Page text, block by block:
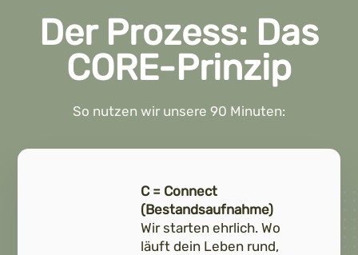
Der Prozess: Das
CORE-Prinzip
So nutzen wir unsere 90 Minuten:
C = Connect
(Bestandsaufnahme)
Wir starten ehrlich. Wo
läuft dein Leben rund,